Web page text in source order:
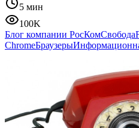
5 мин
100K
Блог компании РосКомСвобода
ChromeБраузеры